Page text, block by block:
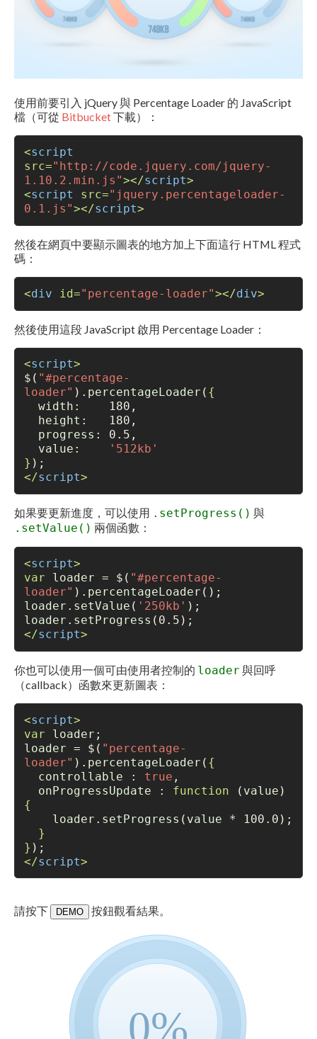
使用前要引入 jQuery 與 Percentage Loader 的 JavaScript
檔（可從 Bitbucket下載）：
<script
src="http://code.jquery.com/jquery-
1.10.2.min.js"></script>
<script src="jquery.percentageloader-
0.1.js"></script>
然後在網頁中要顯示圖表的地方加上下面這行 HTML 程式
碼：
<div id="percentage-loader"></div>
然後使用這段 JavaScript 啟用 Percentage Loader：
<script>
$ ( "#percentage-
loader" ) .percentageLoader ( {
  width:
180 ,
  height:
180 ,
  progress:
0 . 5 ,
  value:
'512kb'
} ) ;
</script>
如果要更新進度，可以使用 .setProgress() 與
.setValue() 兩個函數：
<script>
var loader = $ ( "#percentage-
loader" ) .percentageLoader () ;
loader.setValue ( '250kb' ) ;
loader.setProgress (0 . 5) ;
</script>
你也可以使用一個可由使用者控制的 loader 與回呼
（callback）函數來更新圖表：
<script>
var loader;
loader = $ ( "percentage-
loader" ) .percentageLoader ( {
  controllable :
true ,
  onProgressUpdate :
function ( value )
{
    loader.setProgress
( value * 100 . 0) ;
}
} ) ;
</script>
請按下 DEMO 按鈕觀看結果。
0%